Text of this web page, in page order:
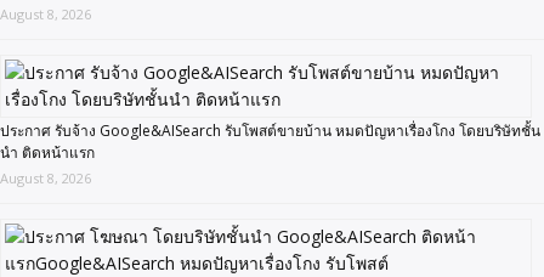
August 8, 2026
ประกาศ รับจ้าง Google&AISearch รับโพสต์ขายบ้าน หมดปัญหาเรื่องโกง โดยบริษัทชั้น
นำ ติดหน้าแรก
August 8, 2026